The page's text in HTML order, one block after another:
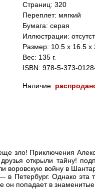
Страниц: 320
Переплет: мягкий
Бумага: серая
Иллюстрации:
Размер: 10.5 x 16.5 x
Вес: 135 г.
ISBN: 978-5-373-
Наличие:
зло! Приключения
открыли тайну!
воровскую войну в
в Петербург. Однако
попадает в знаменитые